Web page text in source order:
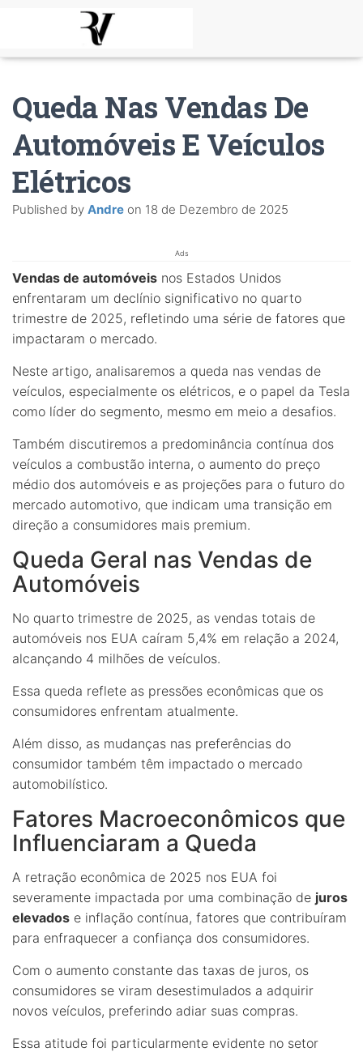
Queda Nas Vendas De
Automóveis E Veículos
Elétricos
Published by Andre on 18 de Dezembro de 2025
Ads
Vendas de automóveis nos Estados Unidos
enfrentaram um declínio significativo no quarto
trimestre de 2025, refletindo uma série de fatores que
impactaram o mercado.
Neste artigo, analisaremos a queda nas vendas de
veículos, especialmente os elétricos, e o papel da Tesla
como líder do segmento, mesmo em meio a desafios.
Também discutiremos a predominância contínua dos
veículos a combustão interna, o aumento do preço
médio dos automóveis e as projeções para o futuro do
mercado automotivo, que indicam uma transição em
direção a consumidores mais premium.
Queda Geral nas Vendas de
Automóveis
No quarto trimestre de 2025, as vendas totais de
automóveis nos EUA caíram 5,4% em relação a 2024,
alcançando 4 milhões de veículos.
Essa queda reflete as pressões econômicas que os
consumidores enfrentam atualmente.
Além disso, as mudanças nas preferências do
consumidor também têm impactado o mercado
automobilístico.
Fatores Macroeconômicos que
Influenciaram a Queda
A retração econômica de 2025 nos EUA foi
severamente impactada por uma combinação de juros
elevados e inflação contínua, fatores que contribuíram
para enfraquecer a confiança dos consumidores.
Com o aumento constante das taxas de juros, os
consumidores se viram desestimulados a adquirir
novos veículos, preferindo adiar suas compras.
Essa atitude foi particularmente evidente no setor